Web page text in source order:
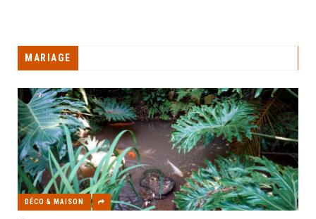
MARIAGE
DÉCO & MAISON